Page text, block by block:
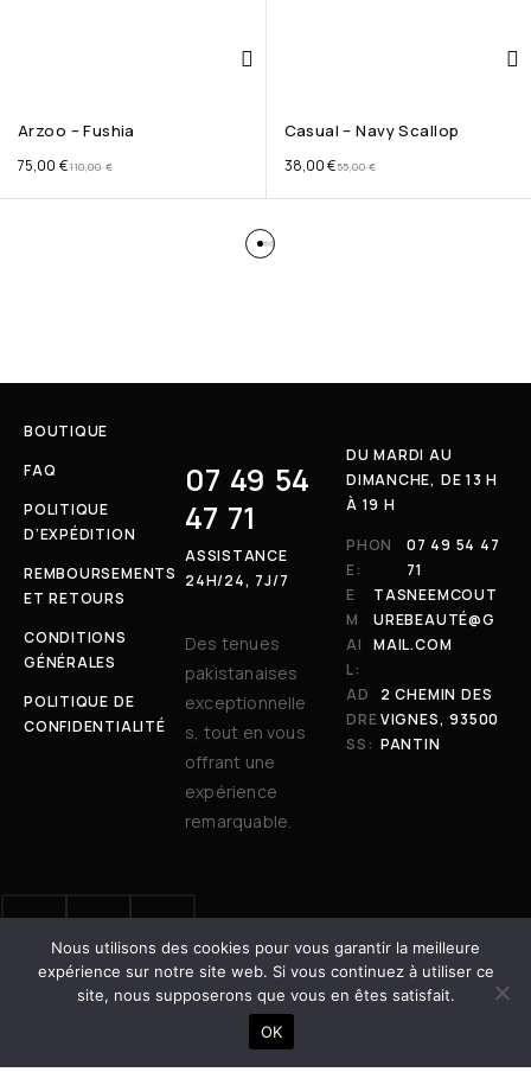
AJOUTER AU PANIER
Arzoo – Fushia
110,00€
75,00 €
Casual – Navy Scallop
55,00€
38,00€
BOUTIQUE
FAQ
POLITIQUE
D’EXPÉDITION
REMBOURSEMENTS
ET RETOURS
CONDITIONS
GÉNÉRALES
POLITIQUE DE
CONFIDENTIALITÉ
07 49 54
47 71
ASSISTANCE
24H/24, 7J/7
Des tenues
pakistanaises
exceptionnelle
s, tout en vous
offrant une
expérience
remarquable.
DU MARDI AU
DIMANCHE, DE 13 H
À 19 H
PHON
E:
07 49 54 47
71
E
M
AI
L:
TASNEEMCOUT
UREBEAUTÉ@G
MAIL.COM
AD
DRE
SS:
2 CHEMIN DES
VIGNES, 93500
PANTIN
© 2025 Tasneem Couture & Beauté. Tous droits réservés. | Site
développé avec ❤️ parDot Vertex
Nous utilisons des cookies pour vous garantir la meilleure
expérience sur notre site web. Si vous continuez à utiliser ce
site, nous supposerons que vous en êtes satisfait.
OK